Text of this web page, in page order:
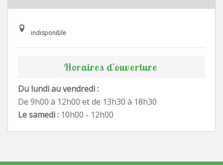
indisponible
Horaires d'ouverture
Du lundi au vendredi :
De 9h00 à 12h00 et de 13h30 à 18h30
Le samedi : 10h00 - 12h00